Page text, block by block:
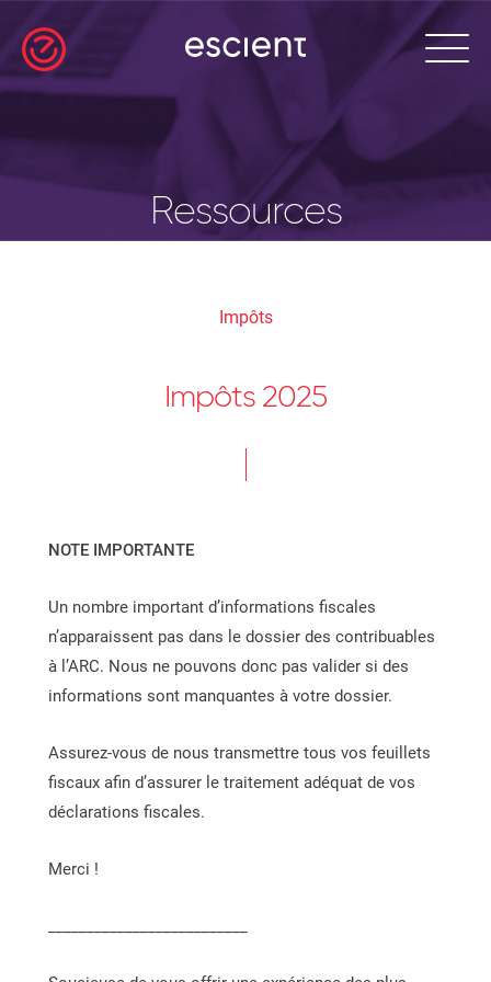
Ressources
Impôts
Impôts 2025
NOTE IMPORTANTE
Un nombre important d’informations fiscales
n’apparaissent pas dans le dossier des contribuables
à l’ARC. Nous ne pouvons donc pas valider si des
informations sont manquantes à votre dossier.
Assurez-vous de nous transmettre tous vos feuillets
fiscaux afin d’assurer le traitement adéquat de vos
déclarations fiscales.
Merci !